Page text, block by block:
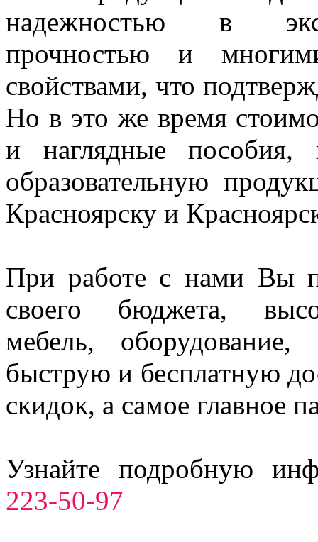
надежностью в
прочностью и
свойствами, что
Но в это же время
и наглядные
образовательную
Красноярску и
При работе с нами Вы
своего бюджета,
мебель,
быструю и бесплатную
скидок, а самое главное
Узнайте подробную
223-50-97